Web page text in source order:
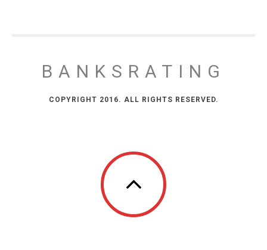
BANKSRATING
COPYRIGHT 2016. ALL RIGHTS RESERVED.